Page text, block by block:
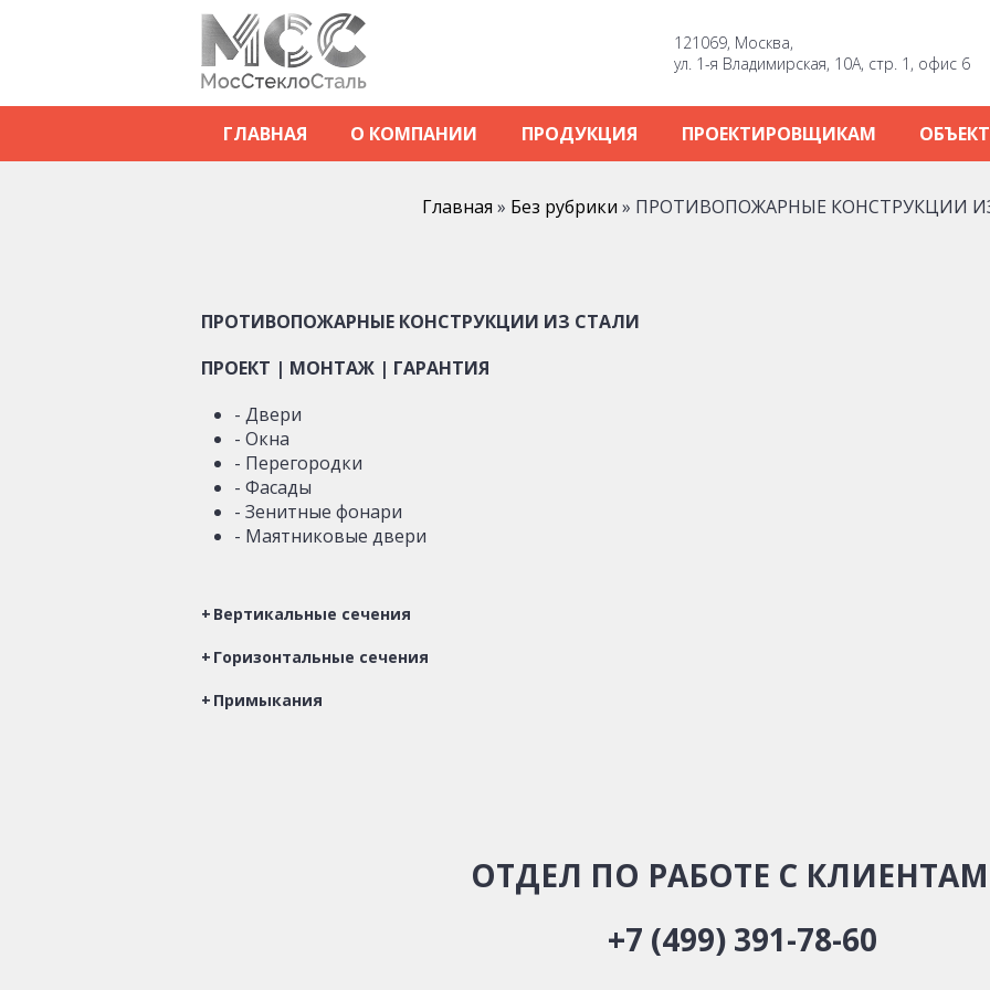
121069, Москва,
ул. 1-я Владимирская, 10А, стр. 1, офис 6
ГЛАВНАЯ О КОМПАНИИ ПРОДУКЦИЯ ПРОЕКТИРОВЩИКАМ
Главная » Без рубрики » ПРОТИВОПОЖАРНЫЕ КОНСТРУКЦИИ
ПРОТИВОПОЖАРНЫЕ КОНСТРУКЦИИ ИЗ СТАЛИ
ПРОЕКТ | МОНТАЖ | ГАРАНТИЯ
- Двери
- Окна
- Перегородки
- Фасады
- Зенитные фонари
- Маятниковые двери
Вертикальные сечения
Горизонтальные сечения
Примыкания
ОТДЕЛ ПО РАБОТЕ С
+7 (499) 391-78-60